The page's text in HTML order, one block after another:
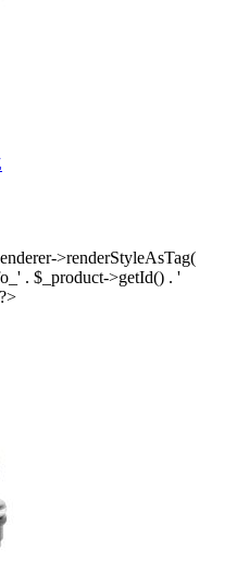
>renderStyleAsTag(
. $_product->getId() . '